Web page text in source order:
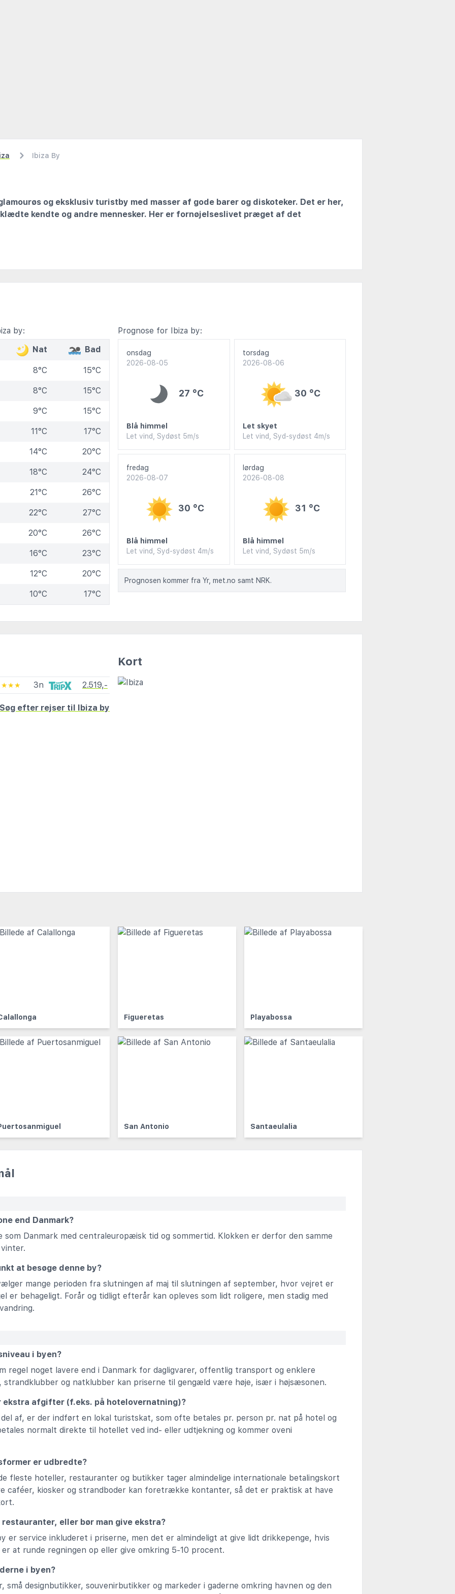
Ibiza By
og eksklusiv turistby med masser af gode barer og diskoteker. Det er her,
kendte og andre mennesker. Her er fornøjelseslivet præget af det
by:
Nat Bad
8°C 15°C
8°C 15°C
9°C 15°C
11°C 17°C
14°C 20°C
18°C 24°C
21°C 26°C
22°C 27°C
20°C 26°C
16°C 23°C
12°C 20°C
10°C 17°C
Prognose for Ibiza by:
onsdag
2026-08-05
27 °C
Blå himmel
Let vind, Sydøst 5m/s
torsdag
2026-08-06
30 °C
Let skyet
Let vind, Syd-sydøst 4m/s
fredag
2026-08-07
30 °C
Blå himmel
Let vind, Syd-sydøst 4m/s
lørdag
2026-08-08
31 °C
Blå himmel
Let vind, Sydøst 5m/s
Prognosen kommer fra Yr, met.no samt NRK.
3n 2.519,-
Søg efter rejser til Ibiza by
Kort
Figueretas Playabossa
San Antonio Santaeulalia
end Danmark?
som Danmark med centraleuropæisk tid og sommertid. Klokken er derfor den samme
at besøge denne by?
mange perioden fra slutningen af maj til slutningen af september, hvor vejret er
er behageligt. Forår og tidligt efterår kan opleves som lidt roligere, men stadig med
i byen?
regel noget lavere end i Danmark for dagligvarer, offentlig transport og enklere
og natklubber kan priserne til gengæld være høje, især i højsæsonen.
afgifter (f.eks. på hotelovernatning)?
del af, er der indført en lokal turistskat, som ofte betales pr. person pr. nat på hotel og
normalt direkte til hotellet ved ind- eller udtjekning og kommer oveni
er udbredte?
fleste hoteller, restauranter og butikker tager almindelige internationale betalingskort
caféer, kiosker og strandboder kan foretrække kontanter, så det er praktisk at have
eller bør man give ekstra?
er service inkluderet i priserne, men det er almindeligt at give lidt drikkepenge, hvis
at runde regningen op eller give omkring 5-10 procent.
i byen?
små designbutikker, souvenirbutikker og markeder i gaderne omkring havnen og den